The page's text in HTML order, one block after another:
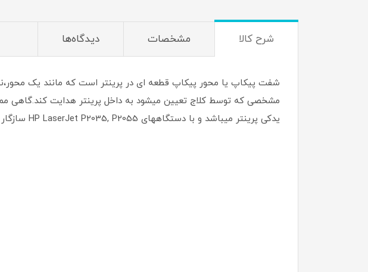
شرح کالا مشخصات دیدگاه‌ها
شفت پیکاپ یا محور پیکاپ قطعه ای در پرینتر است که مانند یک
یدکی پرینتر میباشد و با دستگاههای HP LaserJet P2035, P2055 سازگار است.